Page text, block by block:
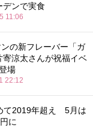
デンで実食
11:06
の新フレーバー「ガ
涼太さんが祝福イベ
場
22:12
て2019年超え 5月は
に